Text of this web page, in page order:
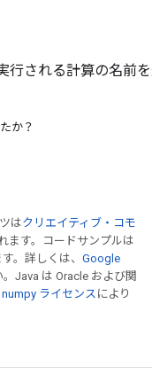
行される計算の名前
か？
はクリエイティブ・コモ
ます。コードサンプルは
。詳しくは、 Google
Java は Oracle および関
numpy ライセンス により